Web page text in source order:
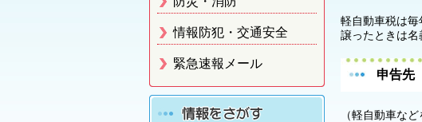
情報防犯・交通安全
緊急速報メール
軽自動車税は
譲ったときは名
申告先
（軽自動車な